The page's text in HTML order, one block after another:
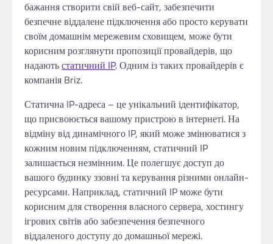
бажання створити свій веб-сайт, забезпечити
безпечне віддалене підключення або просто керувати
своїм домашнім мережевим сховищем, може бути
корисним розглянути пропозиції провайдерів, що
надаютьстатичний IP. Одним із таких провайдерів є
компанія Briz.
Статична IP-адреса – це унікальний ідентифікатор,
що присвоюється вашому пристрою в інтернеті. На
відміну від динамічного IP, який може змінюватися з
кожним новим підключенням, статичний IP
залишається незмінним. Це полегшує доступ до
вашого будинку ззовні та керування різними онлайн-
ресурсами. Наприклад, статичний IP може бути
корисним для створення власного сервера, хостингу
ігрових світів або забезпечення безпечного
віддаленого доступу до домашньої мережі.